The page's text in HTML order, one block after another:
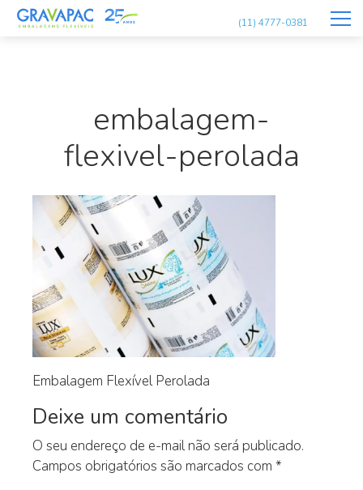
(11) 4777-0381
embalagem-
flexivel-perolada
Embalagem Flexível Perolada
Deixe um comentário
O seu endereço de e-mail não será publicado.
Campos obrigatórios são marcados com *